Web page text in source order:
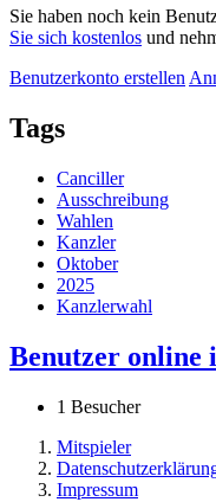
Sie haben noch kein
Sie sich kostenlos und
Benutzerkonto erstellen
Tags
Canciller
Ausschreibung
Wahlen
Kanzler
Oktober
2025
Kanzlerwahl
Benutzer online
1 Besucher
Mitspieler
Impressum